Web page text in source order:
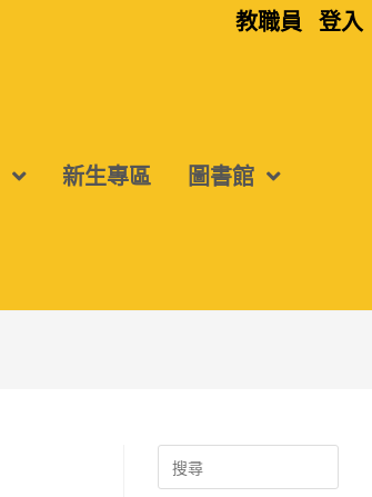
教職員 登入
新生專區 圖書館
Search
for: